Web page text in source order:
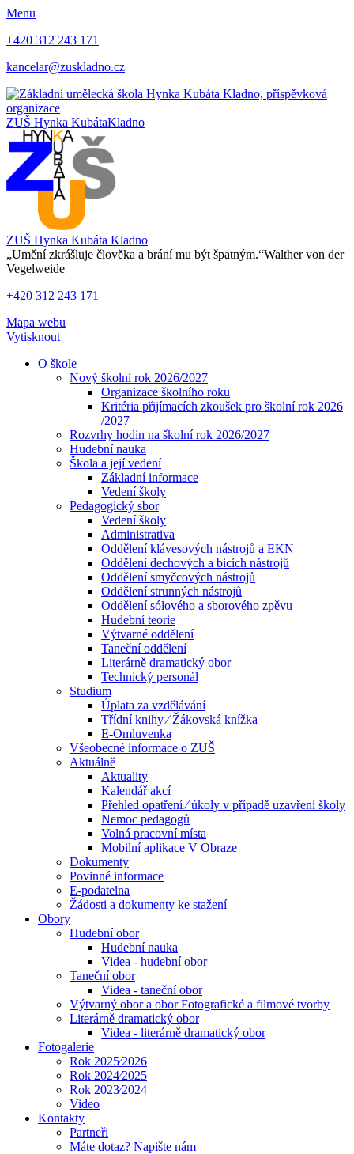
Menu
+420 312 243 171
kancelar@zuskladno.cz
ZUŠ Hynka KubátaKladno
ZUŠ Hynka Kubáta Kladno
„Umění zkrášluje člověka a brání mu být špatným.“Walther von der
Vegelweide
+420 312 243 171
Mapa webu
Vytisknout
O škole
Nový školní rok 2026/2027
Organizace školního roku
Kritéria přijímacích zkoušek pro školní rok 2026
/2027
Rozvrhy hodin na školní rok 2026/2027
Hudební nauka
Škola a její vedení
Základní informace
Vedení školy
Pedagogický sbor
Vedení školy
Administrativa
Oddělení klávesových nástrojů a EKN
Oddělení dechových a bicích nástrojů
Oddělení smyčcových nástrojů
Oddělení strunných nástrojů
Oddělení sólového a sborového zpěvu
Hudební teorie
Výtvarné oddělení
Taneční oddělení
Literárně dramatický obor
Technický personál
Studium
Úplata za vzdělávání
Třídní knihy ⁄ Žákovská knížka
E-Omluvenka
Všeobecné informace o ZUŠ
Aktuálně
Aktuality
Kalendář akcí
Přehled opatření ⁄ úkoly v případě uzavření školy
Nemoc pedagogů
Volná pracovní místa
Mobilní aplikace V Obraze
Dokumenty
Povinné informace
E-podatelna
Žádosti a dokumenty ke stažení
Obory
Hudební obor
Hudební nauka
Videa - hudební obor
Taneční obor
Videa - taneční obor
Výtvarný obor a obor Fotografické a filmové tvorby
Literárně dramatický obor
Videa - literárně dramatický obor
Fotogalerie
Rok 2025⁄2026
Rok 2024⁄2025
Rok 2023⁄2024
Video
Kontakty
Partneři
Máte dotaz? Napište nám